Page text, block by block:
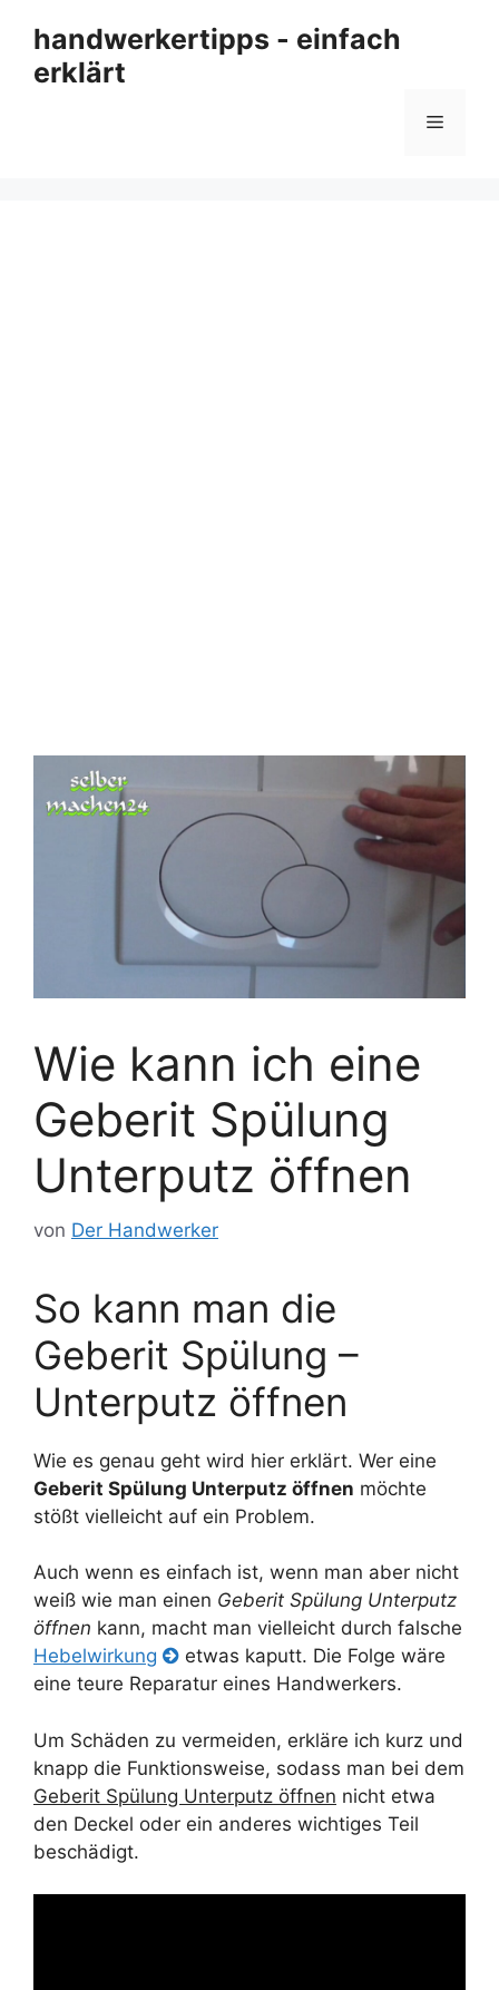
Inhalt
springen
handwerkertipps - einfach
erklärt
Menü
Wie kann ich eine
Geberit Spülung
Unterputz öffnen
von Der Handwerker
So kann man die
Geberit Spülung –
Unterputz öffnen
Wie es genau geht wird hier erklärt. Wer eine
Geberit Spülung Unterputz öffnen möchte
stößt vielleicht auf ein Problem.
Auch wenn es einfach ist, wenn man aber nicht
weiß wie man einen Geberit Spülung Unterputz
öffnen kann, macht man vielleicht durch falsche
Hebelwirkung
etwas kaputt. Die Folge wäre
eine teure Reparatur eines Handwerkers.
Um Schäden zu vermeiden, erkläre ich kurz und
knapp die Funktionsweise, sodass man bei dem
Geberit Spülung Unterputz öffnen nicht etwa
den Deckel oder ein anderes wichtiges Teil
beschädigt.